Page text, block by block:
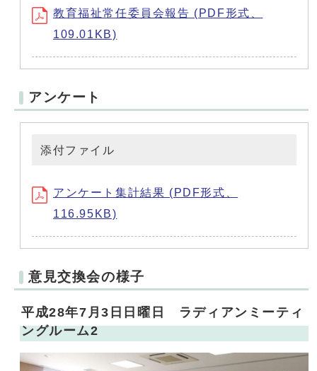
教育福祉常任委員会報告 (PDF形式、
109.01KB)
アンケート
添付ファイル
アンケート集計結果 (PDF形式、
116.95KB)
意見交換会の様子
平成28年7月3日日曜日 ラディアンミーティ
ングルーム2